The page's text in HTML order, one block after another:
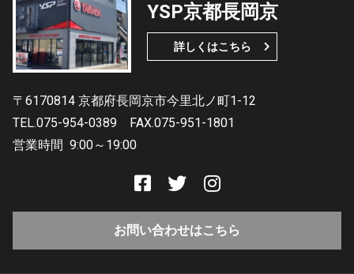
YSP京都長岡京
詳しくはこちら
〒6170814 京都府長岡京市今里北ノ町1-12
TEL.075-954-0389
FAX.075-951-1801
営業時間 9:00～19:00
お問い合わせはこちら